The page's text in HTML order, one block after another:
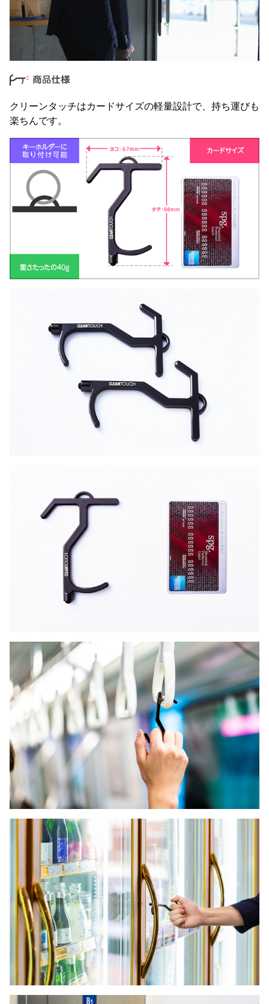
クリーンタッチはカードサイズの軽量設計で、持ち運びも
楽ちんです。